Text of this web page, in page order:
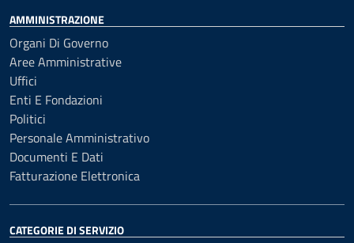
AMMINISTRAZIONE
Organi Di Governo
Aree Amministrative
Uffici
Enti E Fondazioni
Politici
Personale Amministrativo
Documenti E Dati
Fatturazione Elettronica
CATEGORIE DI SERVIZIO